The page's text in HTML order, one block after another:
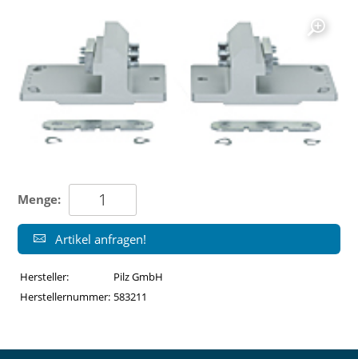
Menge:
Artikel anfragen!
Hersteller:
Pilz GmbH
Herstellernummer: 583211